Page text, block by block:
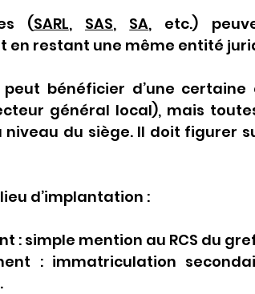
(SARL, SAS, SA, etc.)
en restant une même entité
peut bénéficier d’une
général local), mais
du siège. Il doit figurer
d’implantation :
: simple mention au RCS du
: immatriculation